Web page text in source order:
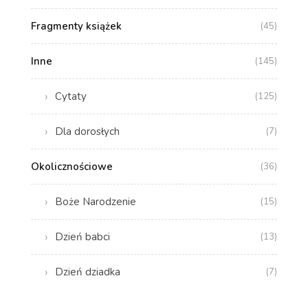
Fragmenty książek (45)
Inne (145)
Cytaty (125)
Dla dorosłych (7)
Okolicznościowe (36)
Boże Narodzenie (15)
Dzień babci (13)
Dzień dziadka (7)